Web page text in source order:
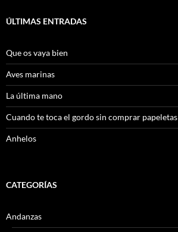
b
o
o
k
er
ÚLTIMAS ENTRADAS
Que os vaya bien
Aves marinas
La última mano
Cuando te toca el gordo sin comprar papeletas
Anhelos
CATEGORÍAS
Andanzas